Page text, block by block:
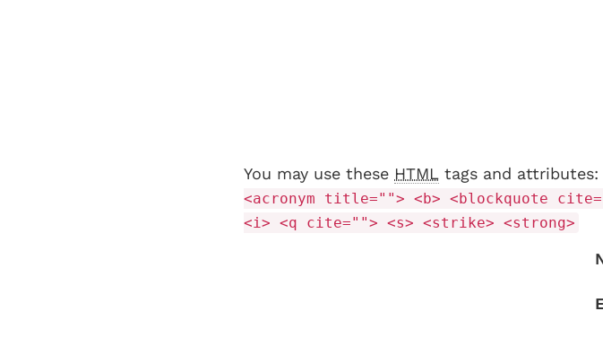
You may use these HTML tags and attributes:
<acronym title=""> <b> <blockquote
<i> <q cite=""> <s> <strike> <strong>